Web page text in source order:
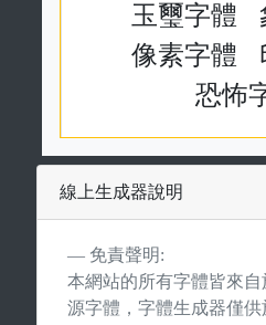
玉璽字體
像素字體
恐怖
線上生成器說明
免責聲明:
本網站的所有字體皆來
源字體，字體生成器僅